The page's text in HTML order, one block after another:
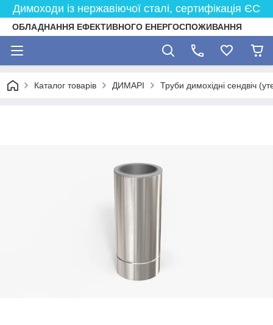
Димоходи із нержавіючої сталі, сертифікація ЄС
ОБЛАДНАННЯ ЕФЕКТИВНОГО ЕНЕРГОСПОЖИВАННЯ
Каталог товарів ДИМАРІ Труби димохідні сендвіч